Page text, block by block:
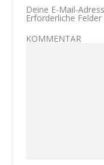
Deine E-Mail-
Erforderliche
KOMMENTAR